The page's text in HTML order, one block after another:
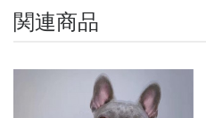
関連商品